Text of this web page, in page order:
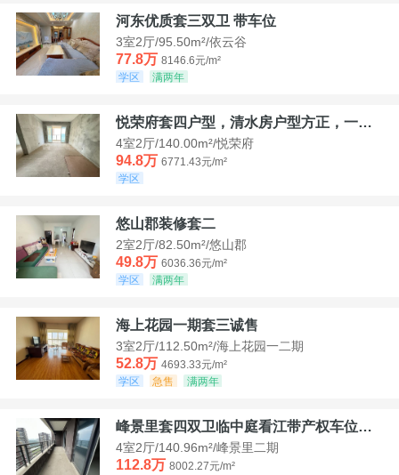
河东优质套三双卫 带车位
3室2厅/95.50m²/依云谷
77.8万 8146.6元/m²
学区
满两年
悦荣府套四户型，清水房户型方正，一口价94，8
4室2厅/140.00m²/悦荣府
94.8万 6771.43元/m²
学区
悠山郡装修套二
2室2厅/82.50m²/悠山郡
49.8万 6036.36元/m²
学区
满两年
海上花园一期套三诚售
3室2厅/112.50m²/海上花园一二期
52.8万 4693.33元/m²
学区
急售 满两年
峰景里套四双卫临中庭看江带产权车位诚售
4室2厅/140.96m²/峰景里二期
112.8万 8002.27元/m²